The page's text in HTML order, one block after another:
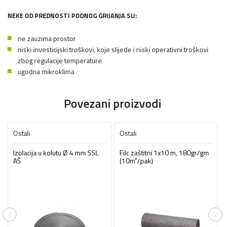
NEKE OD PREDNOSTI PODNOG GRIJANJA SU:
ne zauzima prostor
niski investicijski troškovi, koje slijede i niski operativni troškovi
zbog regulacije temperature
ugodna mikroklima
Povezani proizvodi
Ostali
Izolacija u kolutu Ø 4 mm SSL
AŠ
Ostali
Filc zaštitni 1x10 m, 180gr/gm
(10m²/pak)
Previous